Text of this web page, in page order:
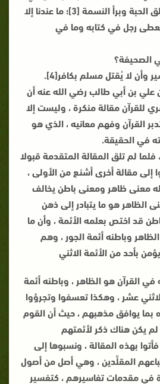
القرآن ، فقال: والذي فلق الحبة وبرأ النسمة [3]؛ ما عندنا إلا
يُعطى رجل في كتابه وما في
الصحيفة؟
وأن لا يُقتل مسلم بكافر[4].
علي بن أبي طالب رضي الله عنه أن
للقرآن مقالة منكرة ، وليست إلا
القرآن وفهم معانيه ، الذي هو
في الحقيقة.
لم تلق المقالة المتقدمة قبولا
مقالة أخرى أشنـع من الأولى ،
معنى ظاهر ومعنى باطن يخالف
الظاهر هو ما يتبادر إلى ذهن
قد اختص بعلمه الأئمة ، وأن ما
وباطنه أئمة الجور ، وهم
بأحد من الأئمة الاثني
في القرآن هو الظاهر ، وباطنه أئمة
الاثني عشر ، وهكذا تعسفوا وتجرؤوا
بما يوافق مذهبهم ، حيث أن القوم
يكن هناك ذكر لأئمتهم
بهذه المقالة ، ونسبوها إلى
المقلِّدين ، وهي أصل من أصول
في مقدمات تفاسيرهم ، كتفسير